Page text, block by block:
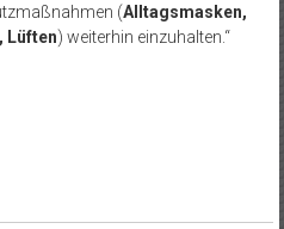
(Alltagsmasken,
Lüften) weiterhin einzuhalten.“